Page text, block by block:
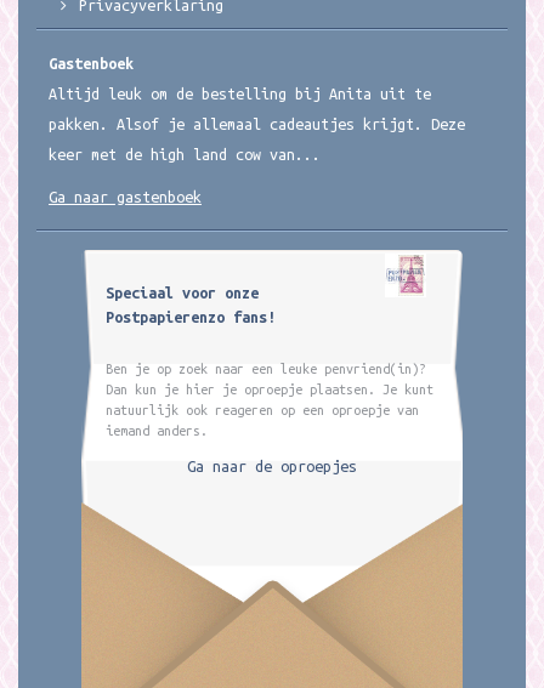
Privacyverklaring
Gastenboek
Altijd leuk om de bestelling bij Anita uit te
pakken. Alsof je allemaal cadeautjes krijgt. Deze
keer met de high land cow van...
Ga naar gastenboek
Speciaal voor onze
Postpapierenzo fans!
Ben je op zoek naar een leuke penvriend(in)?
Dan kun je hier je oproepje plaatsen. Je kunt
natuurlijk ook reageren op een oproepje van
iemand anders.
Ga naar de oproepjes